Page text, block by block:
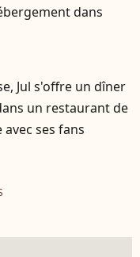
dans
Jul s'offre un dîner
un restaurant de
avec ses fans